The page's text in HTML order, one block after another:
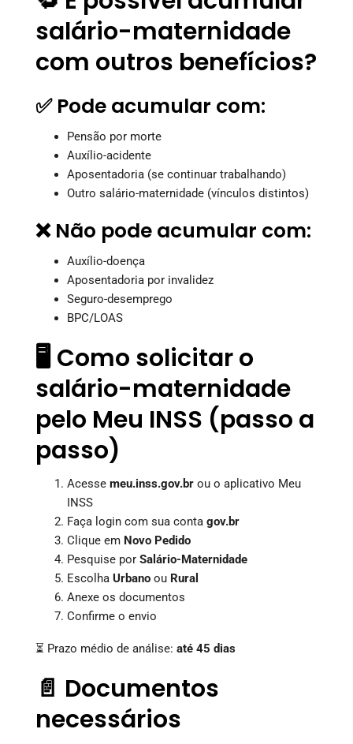
salário-maternidade
com outros benefícios?
✅ Pode acumular com:
Pensão por morte
Auxílio-acidente
Aposentadoria (se continuar trabalhando)
Outro salário-maternidade (vínculos distintos)
❌ Não pode acumular com:
Auxílio-doença
Aposentadoria por invalidez
Seguro-desemprego
BPC/LOAS
🖥️ Como solicitar o
salário-maternidade
pelo Meu INSS (passo a
passo)
Acesse meu.inss.gov.br ou o aplicativo Meu
INSS
Faça login com sua conta gov.br
Clique em Novo Pedido
Pesquise por Salário-Maternidade
Escolha Urbano ou Rural
Anexe os documentos
Confirme o envio
⏳ Prazo médio de análise: até 45 dias
📄 Documentos
necessários